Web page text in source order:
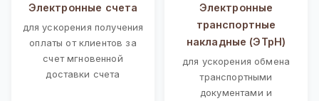
Электронные счета
для ускорения получения
оплаты от клиентов за
счет мгновенной
доставки счета
Электронные
транспортные
накладные (ЭТрН)
для ускорения обмена
транспортными
документами и